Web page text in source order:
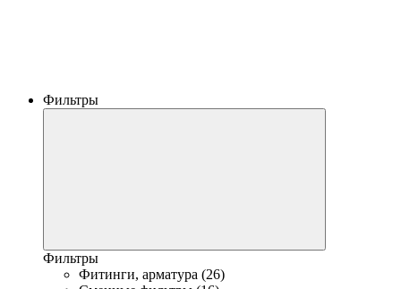
Фильтры
Фильтры
Фитинги, арматура (26)